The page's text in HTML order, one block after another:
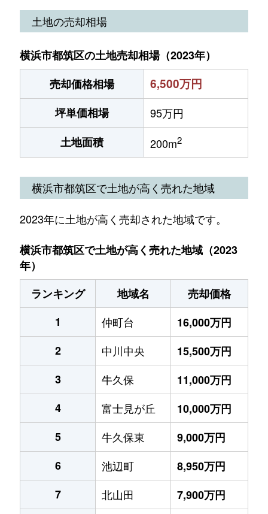
土地の売却相場
横浜市都筑区の土地売却相場（2023年）
売却価格相場
6,500万円
坪単価相場
95万円
土地面積
200m2
横浜市都筑区で土地が高く売れた地域
2023年に土地が高く売却された地域です。
横浜市都筑区で土地が高く売れた地域（2023
年）
ランキング
地域名
売却価格
1
仲町台
16,000万円
2
中川中央
15,500万円
3
牛久保
11,000万円
4
富士見が丘
10,000万円
5
牛久保東
9,000万円
6
池辺町
8,950万円
7
北山田
7,900万円